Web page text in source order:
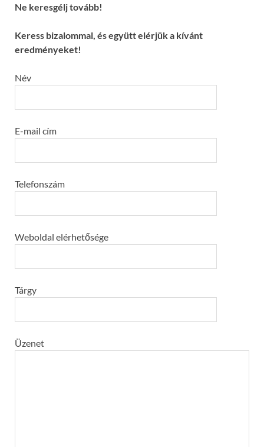
Ne keresgélj tovább!
Keress bizalommal, és együtt elérjük a kívánt
eredményeket!
Név
E-mail cím
Telefonszám
Weboldal elérhetősége
Tárgy
Üzenet